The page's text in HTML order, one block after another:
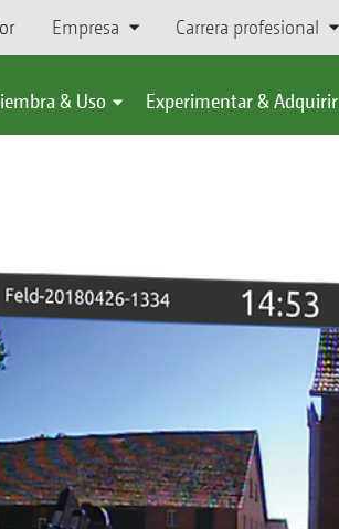
Empresa Carrera profesional
& Uso Experimentar & Adquirir